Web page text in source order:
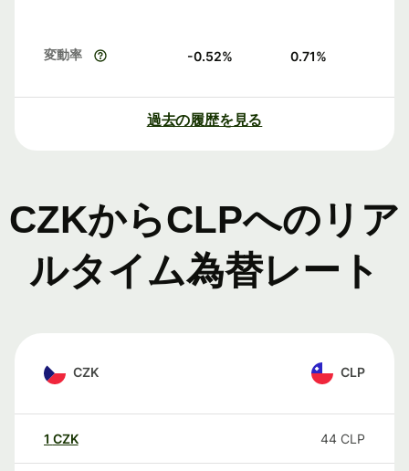
変動率 -0.52% 0.71%
過去の履歴を見る
CZKからCLPへのリア
ルタイム為替レート
CZK CLP
1 CZK 44 CLP